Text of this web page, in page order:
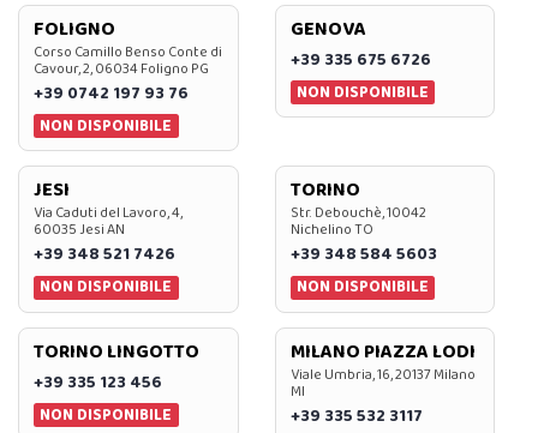
FOLIGNO
Corso Camillo Benso Conte di
Cavour, 2, 06034 Foligno PG
+39 0742 197 93 76
NON DISPONIBILE
GENOVA
+39 335 675 6726
NON DISPONIBILE
JESI
Via Caduti del Lavoro, 4,
60035 Jesi AN
+39 348 521 7426
NON DISPONIBILE
TORINO
Str. Debouchè, 10042
Nichelino TO
+39 348 584 5603
NON DISPONIBILE
TORINO LINGOTTO
+39 335 123 456
NON DISPONIBILE
MILANO PIAZZA LODI
Viale Umbria, 16, 20137 Milano
MI
+39 335 532 3117